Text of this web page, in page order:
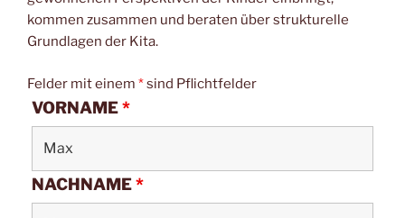
kommen zusammen und beraten über strukturelle
Grundlagen der Kita.
Felder mit einem *sind Pflichtfelder
VORNAME*
NACHNAME*